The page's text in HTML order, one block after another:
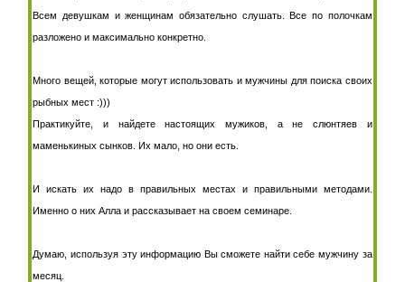
Всем девушкам и женщинам обязательно слушать. Все по полочкам
разложено и максимально конкретно.
Много вещей, которые могут использовать и мужчины для поиска своих
рыбных мест :)))
Практикуйте, и найдете настоящих мужиков, а не слюнтяев и
маменькиных сынков. Их мало, но они есть.
И искать их надо в правильных местах и правильными методами.
Именно о них Алла и рассказывает на своем семинаре.
Думаю, используя эту информацию Вы сможете найти себе мужчину за
месяц.